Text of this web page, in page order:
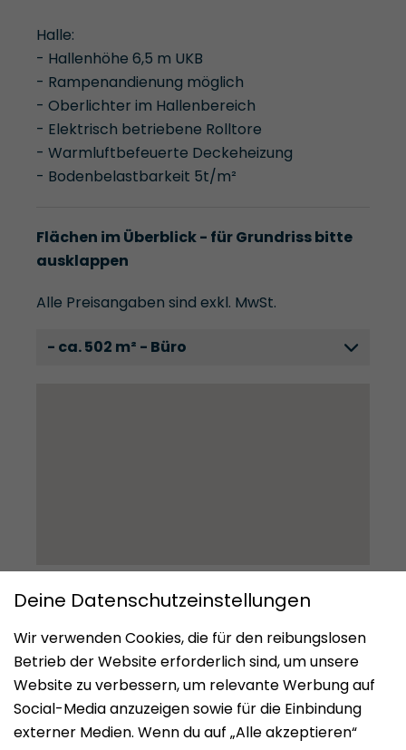
Halle:
- Hallenhöhe 6,5 m UKB
- Rampenandienung möglich
- Oberlichter im Hallenbereich
- Elektrisch betriebene Rolltore
- Warmluftbefeuerte Deckeheizung
- Bodenbelastbarkeit 5t/m²
Flächen im Überblick - für Grundriss bitte
ausklappen
Alle Preisangaben sind exkl. MwSt.
- ca. 502 m² - Büro